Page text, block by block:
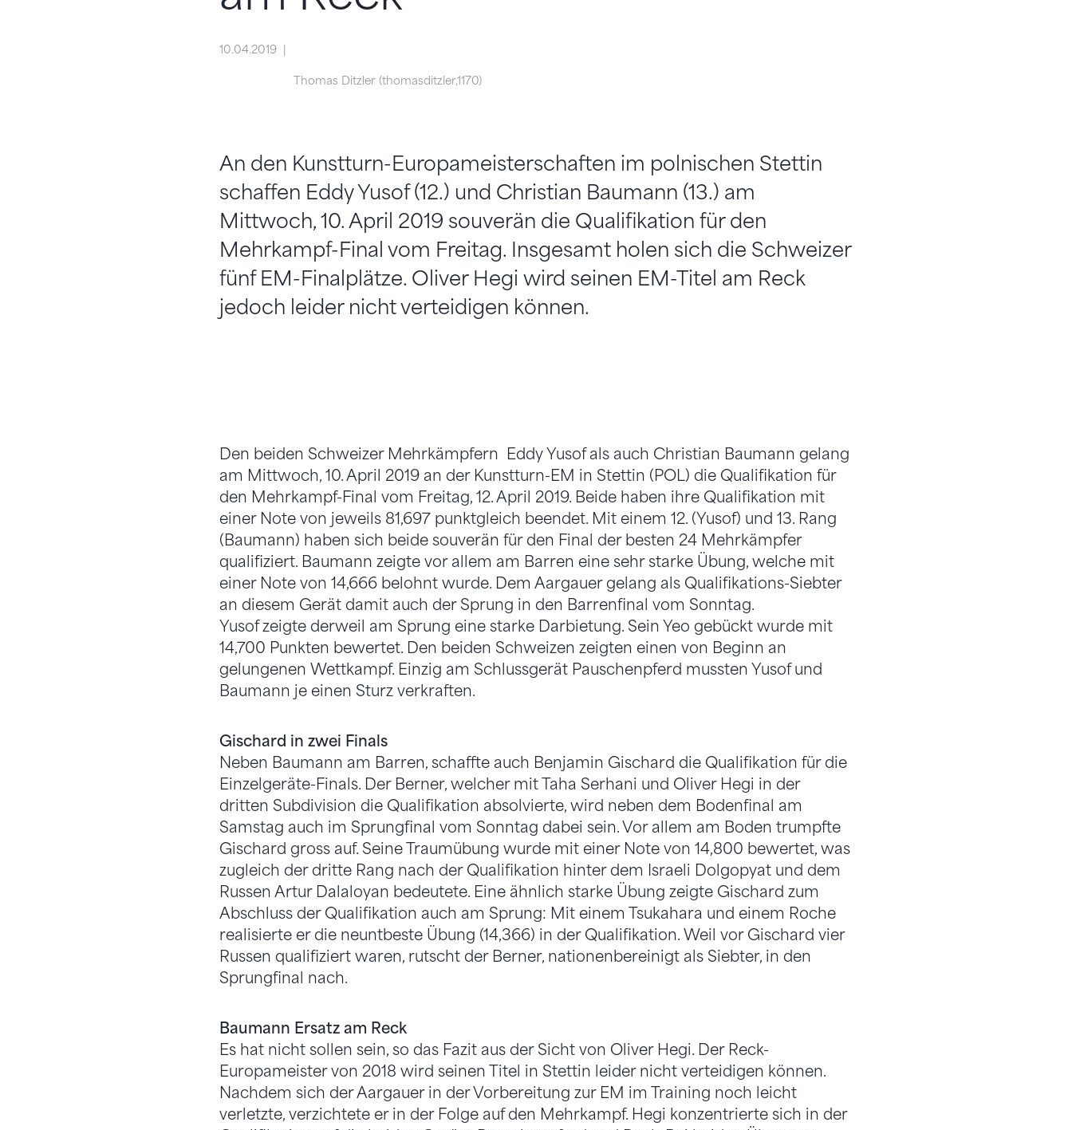
10.04.2019
Thomas Ditzler (thomasditzler,1170)
An den Kunstturn-Europameisterschaften im polnischen Stettin
schaffen Eddy Yusof (12.) und Christian Baumann (13.) am
Mittwoch, 10. April 2019 souverän die Qualifikation für den
Mehrkampf-Final vom Freitag. Insgesamt holen sich die Schweizer
fünf EM-Finalplätze. Oliver Hegi wird seinen EM-Titel am Reck
jedoch leider nicht verteidigen können.
Den beiden Schweizer Mehrkämpfern Eddy Yusof als auch Christian Baumann gelang
am Mittwoch, 10. April 2019 an der Kunstturn-EM in Stettin (POL) die Qualifikation für
den Mehrkampf-Final vom Freitag, 12. April 2019. Beide haben ihre Qualifikation mit
einer Note von jeweils 81,697 punktgleich beendet. Mit einem 12. (Yusof) und 13. Rang
(Baumann) haben sich beide souverän für den Final der besten 24 Mehrkämpfer
qualifiziert. Baumann zeigte vor allem am Barren eine sehr starke Übung, welche mit
einer Note von 14,666 belohnt wurde. Dem Aargauer gelang als Qualifikations-Siebter
an diesem Gerät damit auch der Sprung in den Barrenfinal vom Sonntag.
Yusof zeigte derweil am Sprung eine starke Darbietung. Sein Yeo gebückt wurde mit
14,700 Punkten bewertet. Den beiden Schweizen zeigten einen von Beginn an
gelungenen Wettkampf. Einzig am Schlussgerät Pauschenpferd mussten Yusof und
Baumann je einen Sturz verkraften.
Gischard in zwei Finals
Neben Baumann am Barren, schaffte auch Benjamin Gischard die Qualifikation für die
Einzelgeräte-Finals. Der Berner, welcher mit Taha Serhani und Oliver Hegi in der
dritten Subdivision die Qualifikation absolvierte, wird neben dem Bodenfinal am
Samstag auch im Sprungfinal vom Sonntag dabei sein. Vor allem am Boden trumpfte
Gischard gross auf. Seine Traumübung wurde mit einer Note von 14,800 bewertet, was
zugleich der dritte Rang nach der Qualifikation hinter dem Israeli Dolgopyat und dem
Russen Artur Dalaloyan bedeutete. Eine ähnlich starke Übung zeigte Gischard zum
Abschluss der Qualifikation auch am Sprung: Mit einem Tsukahara und einem Roche
realisierte er die neuntbeste Übung (14,366) in der Qualifikation. Weil vor Gischard vier
Russen qualifiziert waren, rutscht der Berner, nationenbereinigt als Siebter, in den
Sprungfinal nach.
Baumann Ersatz am Reck
Es hat nicht sollen sein, so das Fazit aus der Sicht von Oliver Hegi. Der Reck-
Europameister von 2018 wird seinen Titel in Stettin leider nicht verteidigen können.
Nachdem sich der Aargauer in der Vorbereitung zur EM im Training noch leicht
verletzte, verzichtete er in der Folge auf den Mehrkampf. Hegi konzentrierte sich in der